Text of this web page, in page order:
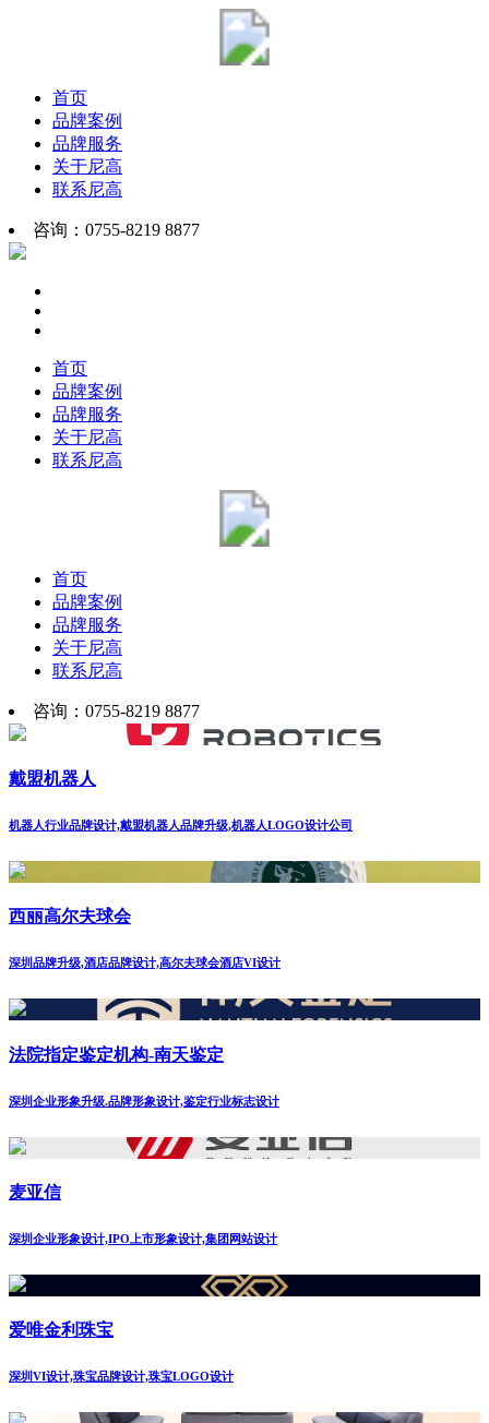
首页
品牌案例
品牌服务
关于尼高
联系尼高
咨询：0755-8219 8877
首页
品牌案例
品牌服务
关于尼高
联系尼高
首页
品牌案例
品牌服务
关于尼高
联系尼高
咨询：0755-8219 8877
戴盟机器人
机器人行业品牌设计,戴盟机器人品牌升级,机器人LOGO设计公司
西丽高尔夫球会
深圳品牌升级,酒店品牌设计,高尔夫球会酒店VI设计
法院指定鉴定机构-南天鉴定
深圳企业形象升级.品牌形象设计,鉴定行业标志设计
麦亚信
深圳企业形象设计,IPO上市形象设计,集团网站设计
爱唯金利珠宝
深圳VI设计,珠宝品牌设计,珠宝LOGO设计